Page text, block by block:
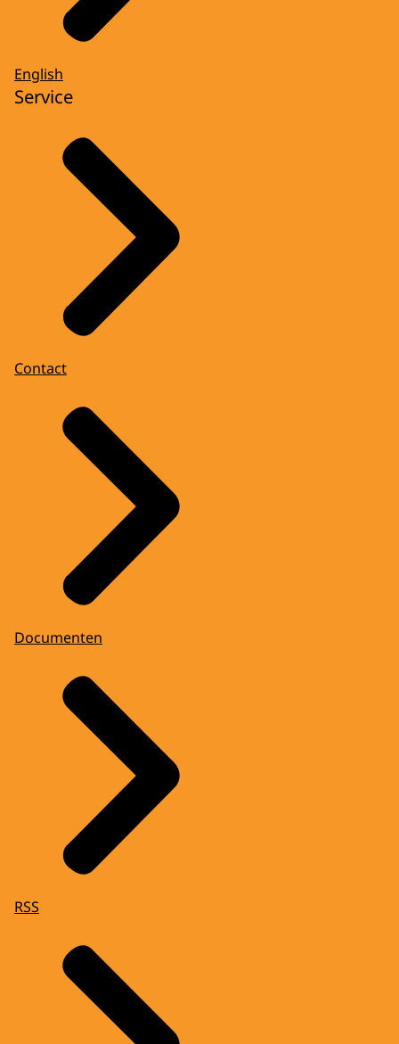
English
Service
Contact
Documenten
RSS